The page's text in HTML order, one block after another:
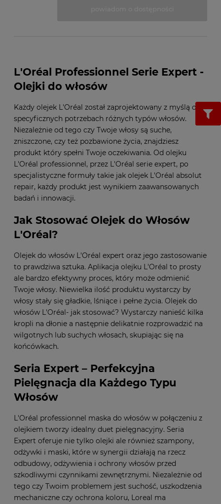
L'Oréal Professionnel Serie Expert -
Olejki do włosów
Każdy olejek L'Oréal został zaprojektowany z myślą o
specyficznych potrzebach różnych typów włosów.
Niezależnie od tego czy Twoje włosy są suche,
zniszczone, czy też pozbawione życia, znajdziesz
produkt który spełni Twoje oczekiwania. Od olejku
L'Oréal professionnel, przez L'Oréal serie expert, po
specjalistyczne formuły takie jak olejek L'Oréal absolut
repair, każdy produkt jest wynikiem zaawansowanych
badań i innowacji.
Jak Stosować Olejek do Włosów
L'Oréal?
Olejek do włosów L'Oréal expert oraz jego zastosowanie
to prawdziwa sztuka. Aplikacja olejku L'Oréal to prosty
ale bardzo efektywny proces, który może odmienić
Twoje włosy. Niewielka ilość produktu wystarczy by
włosy stały się gładkie, lśniące i pełne życia. Olejek do
włosów L'Oréal- jak stosować? Wystarczy nanieść kilka
kropli na dłonie a następnie delikatnie rozprowadzić na
wilgotnych lub suchych włosach, skupiając się na
końcówkach.
Seria Expert – Perfekcyjna
Pielęgnacja dla Każdego Typu
Włosów
L'Oréal professionnel maska do włosów w połączeniu z
olejkiem tworzy idealny duet pielęgnacyjny. Seria
Expert oferuje nie tylko olejki ale również szampony,
odżywki i maski, które w synergii działają na rzecz
odbudowy, odżywienia i ochrony włosów przed
szkodliwymi czynnikami zewnętrznymi. Niezależnie od
tego czy Twoim problemem jest suchość, uszkodzenia
mechaniczne czy ochrona koloru, Loreal ma